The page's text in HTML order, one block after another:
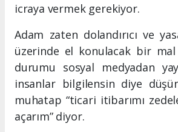
icraya vermek gerekiyor.
Adam zaten dolandırıcı ve
üzerinde el konulacak bir mal
durumu sosyal medyadan
insanlar bilgilensin diye
muhatap “ticari itibarımı
açarım” diyor.